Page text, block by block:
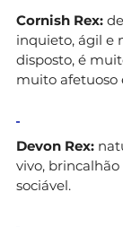
Cornish Rex:
inquieto, ágil e
disposto, é
muito afetuoso
Devon Rex:
vivo,
sociável.